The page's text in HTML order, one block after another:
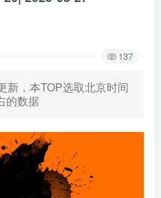
137
新，本TOP选取北京时间
的数据